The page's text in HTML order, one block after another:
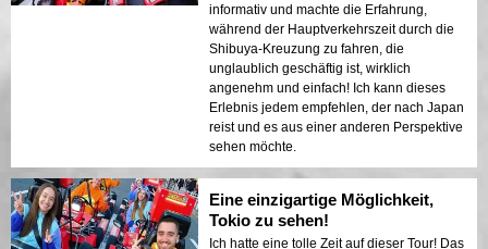
informativ und machte die Erfahrung,
während der Hauptverkehrszeit durch die
Shibuya-Kreuzung zu fahren, die
unglaublich geschäftig ist, wirklich
angenehm und einfach! Ich kann dieses
Erlebnis jedem empfehlen, der nach Japan
reist und es aus einer anderen Perspektive
sehen möchte.
Eine einzigartige Möglichkeit,
Tokio zu sehen!
Ich hatte eine tolle Zeit auf dieser Tour! Das